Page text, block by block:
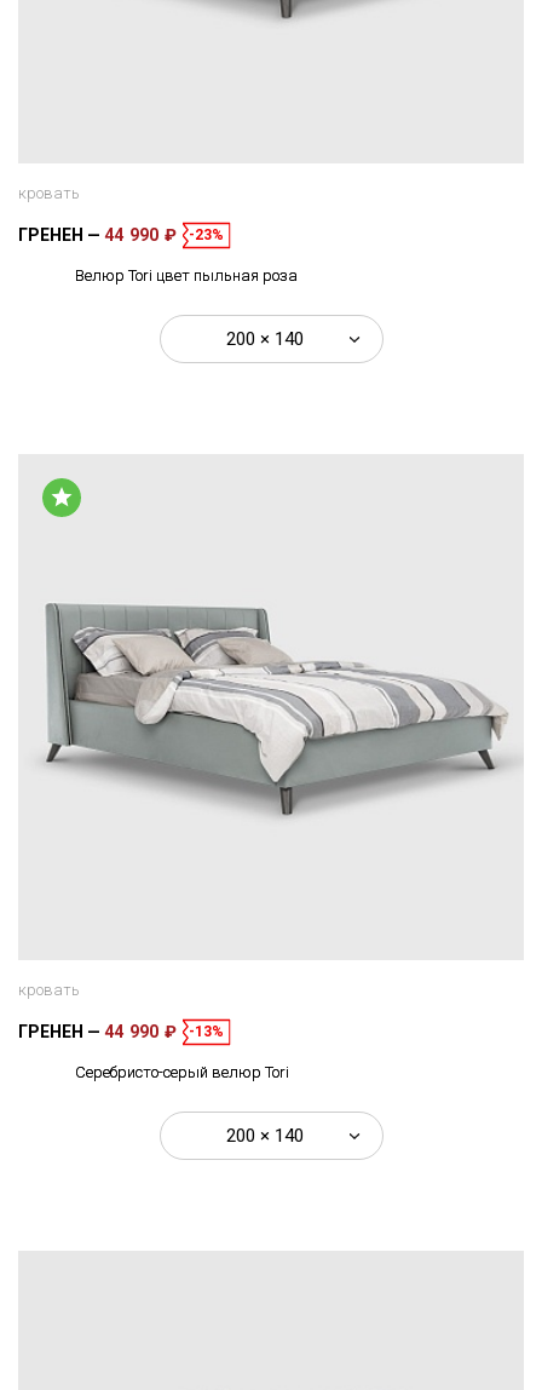
кровать
ГРЕНЕН 44 990 ₽ -23%
Велюр Tori цвет пыльная роза
200 × 140
кровать
ГРЕНЕН 44 990 ₽ -13%
Серебристо-серый велюр Tori
200 × 140